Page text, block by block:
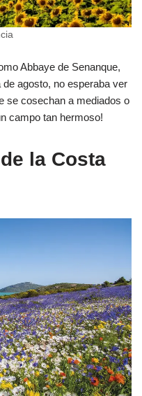
Abbaye de Senanque,
agosto, no esperaba ver
se cosechan a mediados o
campo tan hermoso!
la Costa